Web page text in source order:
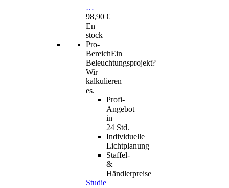
…
98,90 €
En
stock
Pro-
BereichEin
Beleuchtungsprojekt?
Wir
kalkulieren
es.
Profi-
Angebot
in
24 Std.
Individuelle
Lichtplanung
Staffel-
&
Händlerpreise
Studie